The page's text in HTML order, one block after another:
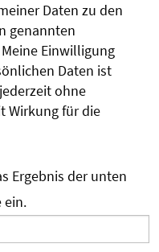
Daten zu den
genannten
Einwilligung
Daten ist
ohne
Wirkung für die
Ergebnis der unten
ein.